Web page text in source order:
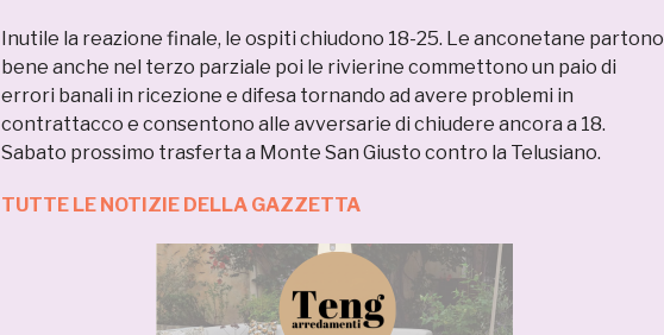
Inutile la reazione finale, le ospiti chiudono 18-25. Le anconetane partono
bene anche nel terzo parziale poi le rivierine commettono un paio di
errori banali in ricezione e difesa tornando ad avere problemi in
contrattacco e consentono alle avversarie di chiudere ancora a 18.
Sabato prossimo trasferta a Monte San Giusto contro la Telusiano.
TUTTE LE NOTIZIE DELLA GAZZETTA